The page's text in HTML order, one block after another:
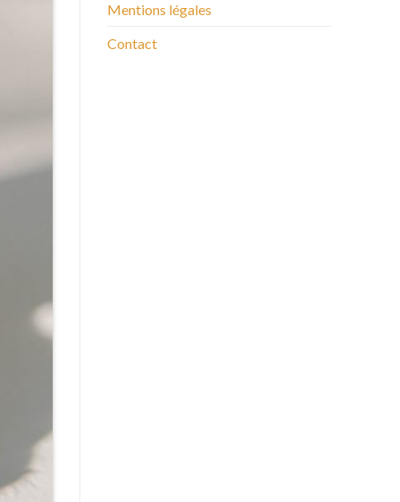
Mentions légales
Contact